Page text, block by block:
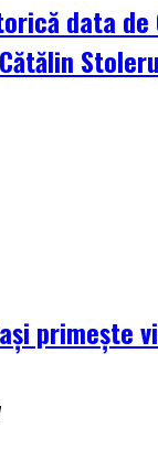
data de
primește